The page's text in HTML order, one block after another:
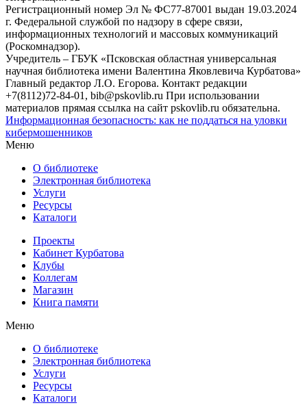
Регистрационный номер Эл № ФС77-87001 выдан 19.03.2024
г. Федеральной службой по надзору в сфере связи,
информационных технологий и массовых коммуникаций
(Роскомнадзор).
Учредитель – ГБУК «Псковская областная универсальная
научная библиотека имени Валентина Яковлевича Курбатова»
Главный редактор Л.О. Егорова. Контакт редакции
+7(8112)72-84-01, bib@pskovlib.ru При использовании
материалов прямая ссылка на сайт pskovlib.ru обязательна.
Информационная безопасность: как не поддаться на уловки
кибермошенников
Меню
О библиотеке
Электронная библиотека
Услуги
Ресурсы
Каталоги
Проекты
Кабинет Курбатова
Клубы
Коллегам
Магазин
Книга памяти
Меню
О библиотеке
Электронная библиотека
Услуги
Ресурсы
Каталоги